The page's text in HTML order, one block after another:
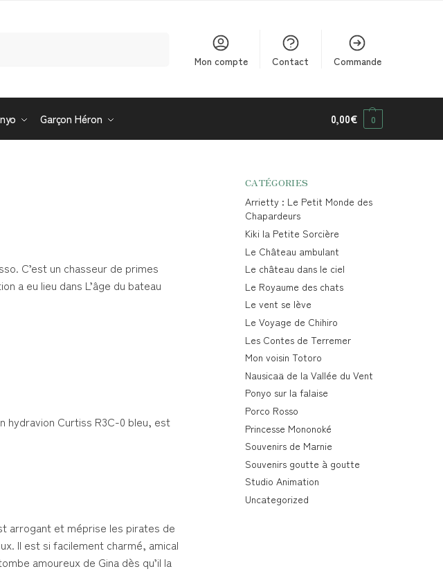
Mon compte Contact Commande
Garçon Héron 0,00€ 0
C’est un chasseur de primes
a eu lieu dans L’âge du bateau
hydravion Curtiss R3C-0 bleu, est
arrogant et méprise les pirates de
Il est si facilement charmé, amical
amoureux de Gina dès qu’il la
CATÉGORIES
Arrietty : Le Petit Monde des
Chapardeurs
Kiki la Petite Sorcière
Le Château ambulant
Le château dans le ciel
Le Royaume des chats
Le vent se lève
Le Voyage de Chihiro
Les Contes de Terremer
Mon voisin Totoro
Nausicaä de la Vallée du Vent
Ponyo sur la falaise
Porco Rosso
Princesse Mononoké
Souvenirs de Marnie
Souvenirs goutte à goutte
Studio Animation
Uncategorized